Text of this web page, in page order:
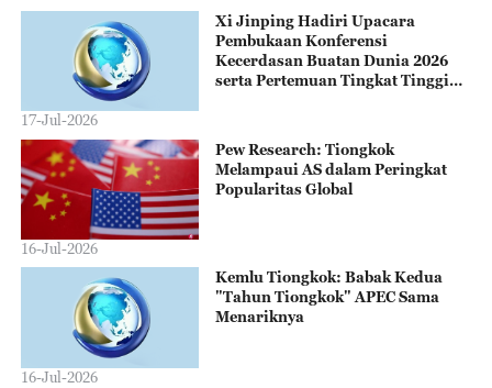
Xi Jinping Hadiri Upacara
Pembukaan Konferensi
Kecerdasan Buatan Dunia 2026
serta Pertemuan Tingkat Tinggi
17-Jul-2026
Pew Research: Tiongkok
Melampaui AS dalam Peringkat
Popularitas Global
16-Jul-2026
Kemlu Tiongkok: Babak Kedua
"Tahun Tiongkok" APEC Sama
Menariknya
16-Jul-2026